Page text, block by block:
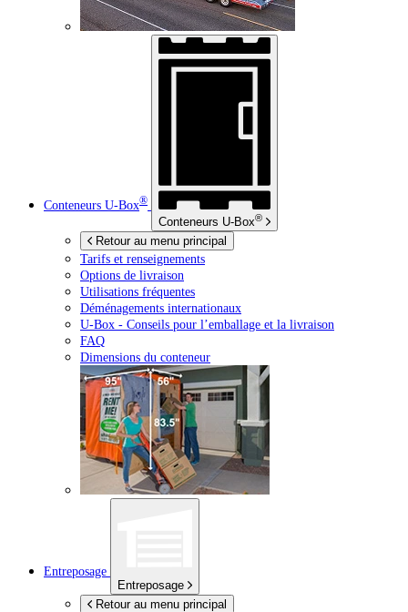
Conteneurs U-Box®
Conteneurs U-Box®
Retour au menu principal
Tarifs et renseignements
Options de livraison
Utilisations fréquentes
Déménagements internationaux
U-Box - Conseils pour l’emballage et la livraison
FAQ
Dimensions du conteneur
Entreposage
Entreposage
Retour au menu principal